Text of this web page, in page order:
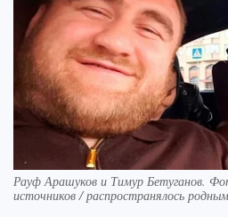
Рауф Арашуков и Тимур Бетуганов.
источников / распространялось